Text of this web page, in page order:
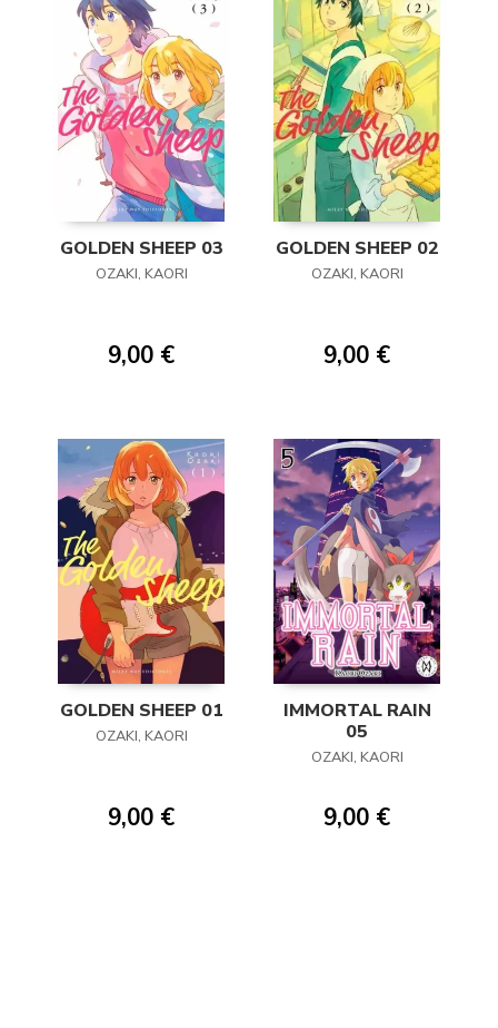
GOLDEN SHEEP 03
OZAKI, KAORI
9,00 €
GOLDEN SHEEP 02
OZAKI, KAORI
9,00 €
GOLDEN SHEEP 01
OZAKI, KAORI
9,00 €
IMMORTAL RAIN
05
OZAKI, KAORI
9,00 €